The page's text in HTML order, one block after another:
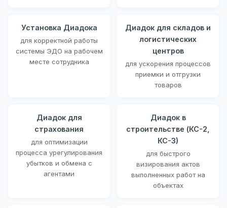
Установка Диадока
для корректной работы
системы ЭДО на рабочем
месте сотрудника
Диадок для складов и
логистических
центров
для ускорения процессов
приемки и отгрузки
товаров
Диадок для
страхования
для оптимизации
процесса урегулирования
убытков и обмена с
агентами
Диадок в
строительстве (КС-2,
КС-3)
для быстрого
визирования актов
выполненных работ на
объектах